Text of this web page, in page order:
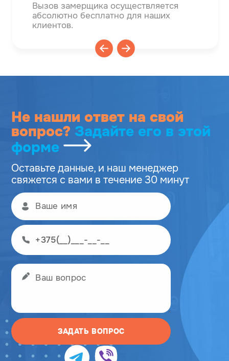
Вызов замерщика осуществляется
абсолютно бесплатно для наших
клиентов.
Не нашли ответ на свой
вопрос? Задайте его в этой
форме
Оставьте данные, и наш менеджер
свяжется с вами в течение 30 минут
ЗАДАТЬ ВОПРОС